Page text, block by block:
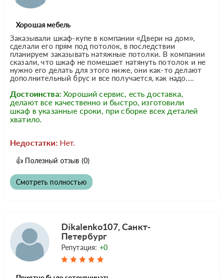
Хорошая мебель
Заказывали шкаф-купе в компании «Двери на дом»,
сделали его прям под потолок, в последствии
планируем заказывать натяжные потолки. В компании
сказали, что шкаф не помешает натянуть потолок и не
нужно его делать для этого ниже, они как-то делают
дополнительный брус и все получается, как надо....
Достоинства: Хороший сервис, есть доставка,
делают все качественно и быстро, изготовили
шкаф в указанные сроки, при сборке всех деталей
хватило.
Недостатки: Нет.
👍 Полезный отзыв (0)
Смотреть полностью
Dikalenko107, Санкт-
Петербург
Репутация: +0